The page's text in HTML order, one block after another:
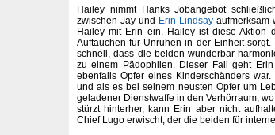
Hailey nimmt Hanks Jobangebot
zwischen Jay und Erin Lindsay aufmerksam
Hailey mit Erin ein. Hailey ist diese Aktion
Auftauchen für Unruhen in der Einheit
schnell, dass die beiden wunderbar
zu einem Pädophilen. Dieser Fall geht
ebenfalls Opfer eines Kinderschänders
und als es bei seinem neusten Opfer um
geladener Dienstwaffe in den Verhörraum,
stürzt hinterher, kann Erin aber nicht
Chief Lugo erwischt, der die beiden für